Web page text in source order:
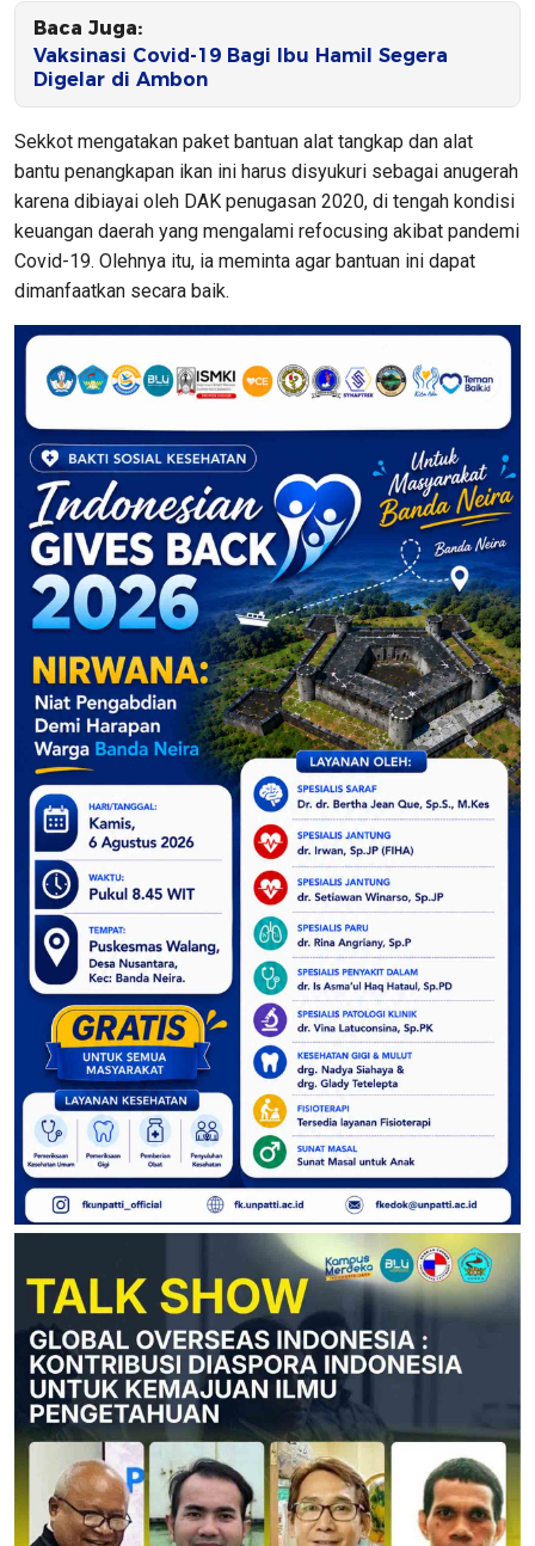
Baca Juga:
Vaksinasi Covid-19 Bagi Ibu Hamil Segera
Digelar di Ambon
Sekkot mengatakan paket bantuan alat tangkap dan alat
bantu penangkapan ikan ini harus disyukuri sebagai anugerah
karena dibiayai oleh DAK penugasan 2020, di tengah kondisi
keuangan daerah yang mengalami refocusing akibat pandemi
Covid-19. Olehnya itu, ia meminta agar bantuan ini dapat
dimanfaatkan secara baik.